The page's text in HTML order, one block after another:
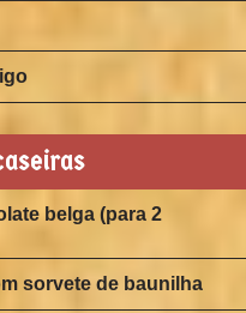
belga (para 2
sorvete de baunilha